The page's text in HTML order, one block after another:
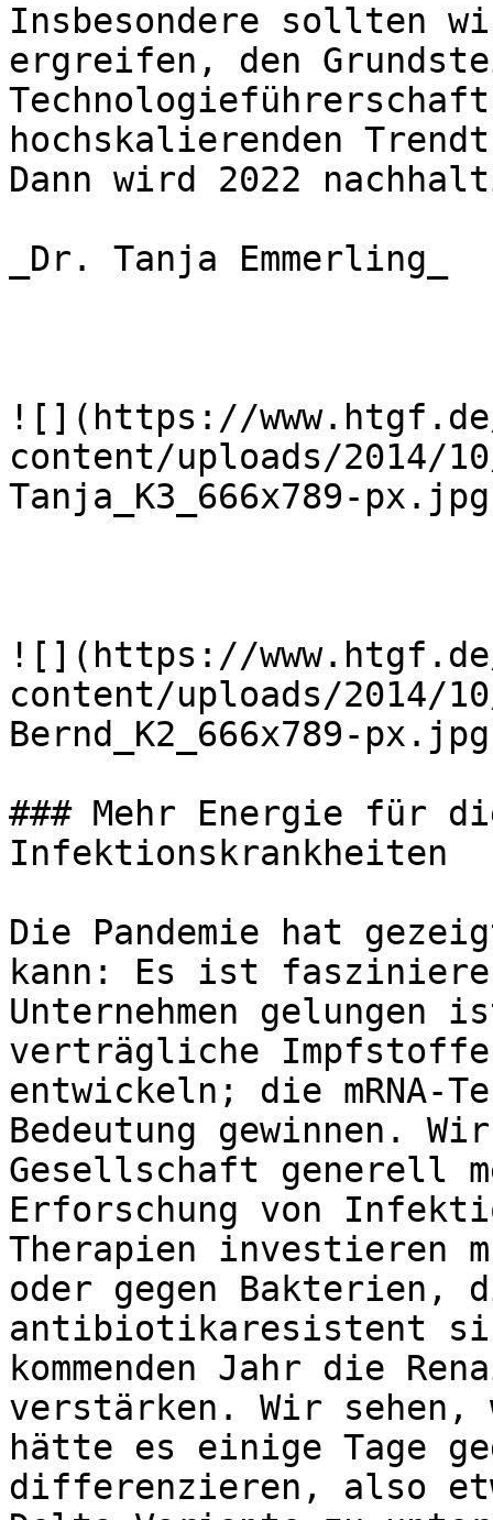
Insbesondere sollten
ergreifen, den
hochskalierenden
Dann wird 2022
_Dr. Tanja Emmerling_
![](https://
content/uploads/2014/
Tanja_K3_666x789-
![](https://
content/uploads/2014/10/
Bernd_K2_666x789-
### Mehr Energie für
Infektionskrankheiten
Die Pandemie hat
kann: Es ist
Unternehmen gelungen
verträgliche Impfstoffe
entwickeln; die mRNA-
Bedeutung gewinnen.
Gesellschaft generell
Erforschung von
Therapien investieren
oder gegen Bakterien,
antibiotikaresistent
kommenden Jahr die
verstärken. Wir
hätte es einige Tage
differenzieren, also